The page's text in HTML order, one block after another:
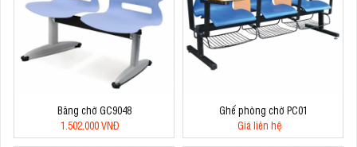
Băng chờ GC9048
1.502.000 VNĐ
Ghế phòng chờ PC01
Giá liên hệ